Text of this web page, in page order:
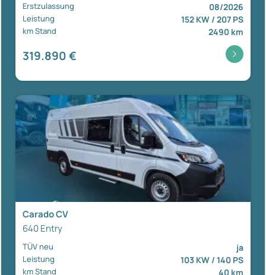
Erstzulassung 08/2026
Leistung 152 KW / 207 PS
km Stand 2490 km
319.890 €
Carado CV
640 Entry
TÜV neu ja
Leistung 103 KW / 140 PS
km Stand 40 km